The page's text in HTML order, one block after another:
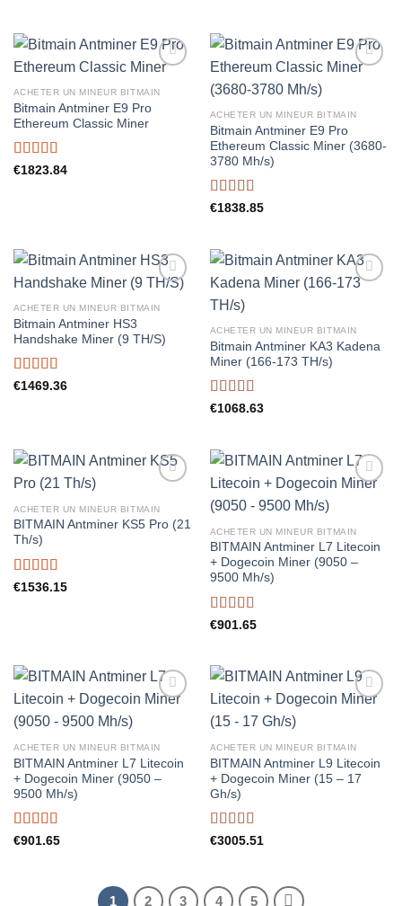
ACHETER UN MINEUR BITMAIN
Bitmain Antminer E9 Pro
Ethereum Classic Miner
Rated5.00
€1823.84
ACHETER UN MINEUR BITMAIN
Bitmain Antminer E9 Pro
Ethereum Classic Miner (3680-
3780 Mh/s)
Rated5.00
€1838.85
ACHETER UN MINEUR BITMAIN
Bitmain Antminer HS3
Handshake Miner (9 TH/S)
Rated5.00
€1469.36
ACHETER UN MINEUR BITMAIN
Bitmain Antminer KA3 Kadena
Miner (166-173 TH/s)
Rated5.00
€1068.63
ACHETER UN MINEUR BITMAIN
BITMAIN Antminer KS5 Pro (21
Th/s)
Rated5.00
€1536.15
ACHETER UN MINEUR BITMAIN
BITMAIN Antminer L7 Litecoin
+ Dogecoin Miner (9050 –
9500 Mh/s)
Rated5.00
€901.65
ACHETER UN MINEUR BITMAIN
BITMAIN Antminer L7 Litecoin
+ Dogecoin Miner (9050 –
9500 Mh/s)
Rated5.00
€901.65
ACHETER UN MINEUR BITMAIN
BITMAIN Antminer L9 Litecoin
+ Dogecoin Miner (15 – 17
Gh/s)
Rated5.00
€3005.51
1 2 3 4 5